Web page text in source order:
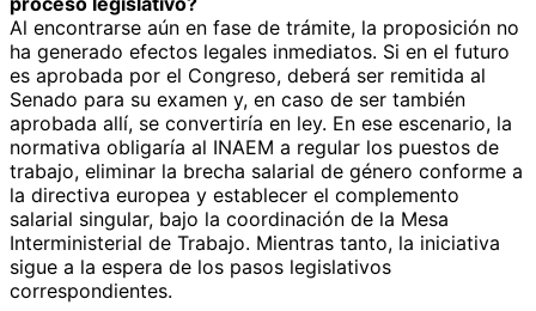
Al encontrarse aún en fase de trámite, la proposición no
ha generado efectos legales inmediatos. Si en el futuro
es aprobada por el Congreso, deberá ser remitida al
Senado para su examen y, en caso de ser también
aprobada allí, se convertiría en ley. En ese escenario, la
normativa obligaría al INAEM a regular los puestos de
trabajo, eliminar la brecha salarial de género conforme a
la directiva europea y establecer el complemento
salarial singular, bajo la coordinación de la Mesa
Interministerial de Trabajo. Mientras tanto, la iniciativa
sigue a la espera de los pasos legislativos
correspondientes.